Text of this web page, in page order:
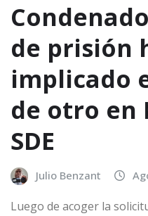
de prisión
implicado
de otro en
SDE
Julio Benzant
Luego de acoger la